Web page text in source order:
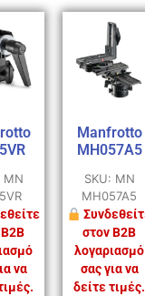
MN
να
Manfrotto
MH057A5
SKU: MN
MH057A5
στον B2B
λογαριασμό
σας για να
δείτε τιμές.